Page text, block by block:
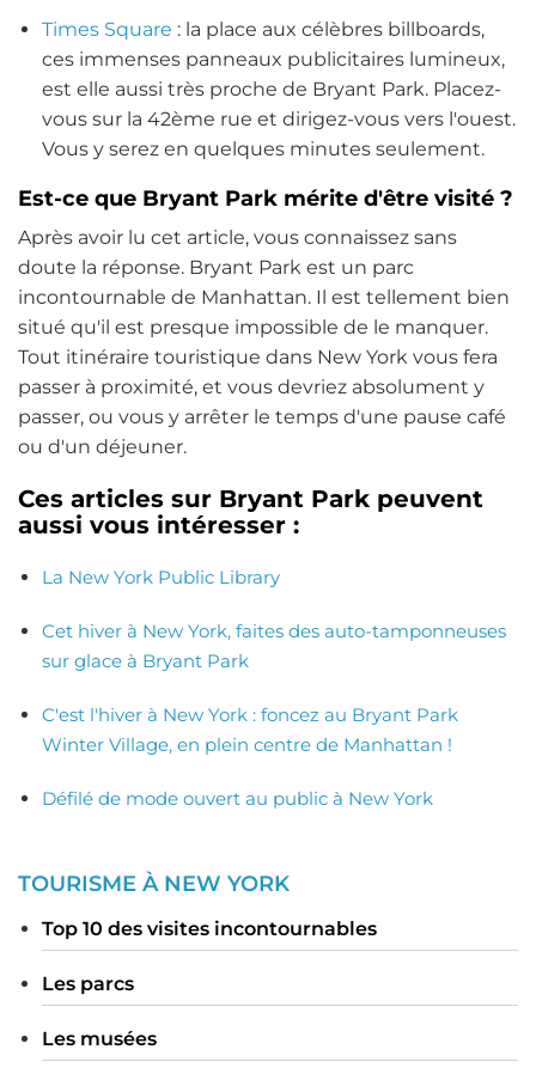
Times Square : la place aux célèbres billboards,
ces immenses panneaux publicitaires lumineux,
est elle aussi très proche de Bryant Park. Placez-
vous sur la 42ème rue et dirigez-vous vers l'ouest.
Vous y serez en quelques minutes seulement.
Est-ce que Bryant Park mérite d'être visité ?
Après avoir lu cet article, vous connaissez sans
doute la réponse. Bryant Park est un parc
incontournable de Manhattan. Il est tellement bien
situé qu'il est presque impossible de le manquer.
Tout itinéraire touristique dans New York vous fera
passer à proximité, et vous devriez absolument y
passer, ou vous y arrêter le temps d'une pause café
ou d'un déjeuner.
Ces articles sur Bryant Park peuvent
aussi vous intéresser :
La New York Public Library
Cet hiver à New York, faites des auto-tamponneuses
sur glace à Bryant Park
C'est l'hiver à New York : foncez au Bryant Park
Winter Village, en plein centre de Manhattan !
Défilé de mode ouvert au public à New York
TOURISME À NEW YORK
Top 10 des visites incontournables
Les parcs
Les musées